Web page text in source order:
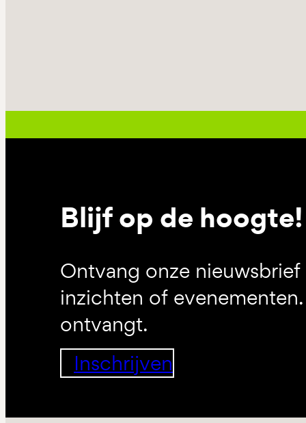
Blijf op de hoogte!
Ontvang onze
inzichten of
ontvangt.
Inschrijven